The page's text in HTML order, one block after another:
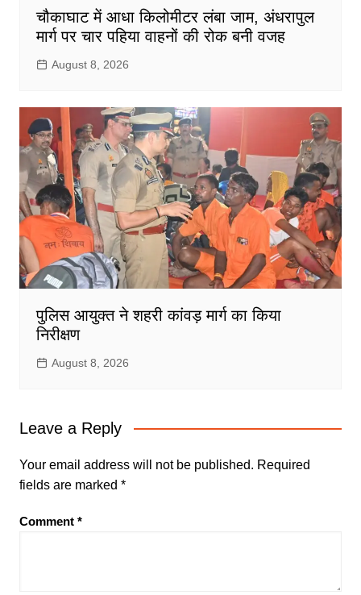
चौकाघाट में आधा किलोमीटर लंबा जाम, अंधरापुल
मार्ग पर चार पहिया वाहनों की रोक बनी वजह
August 8, 2026
पुलिस आयुक्त ने शहरी कांवड़ मार्ग का किया
निरीक्षण
August 8, 2026
Leave a Reply
Your email address will not be published. Required
fields are marked *
Comment *